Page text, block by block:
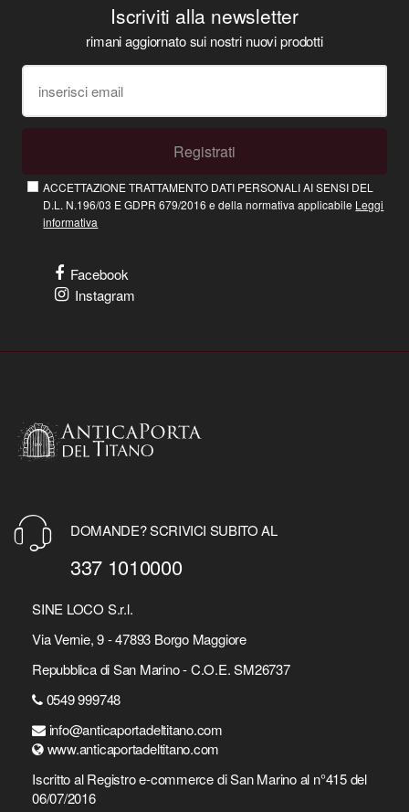
Iscriviti alla newsletter
rimani aggiornato sui nostri nuovi prodotti
Registrati
ACCETTAZIONE TRATTAMENTO DATI PERSONALI AI SENSI DEL
D.L. N.196/03 E GDPR 679/2016 e della normativa applicabile Leggi
informativa
Facebook
Instagram
DOMANDE? SCRIVICI SUBITO AL
337 1010000
SINE LOCO S.r.l.
Via Vernie, 9 - 47893 Borgo Maggiore
Repubblica di San Marino - C.O.E. SM26737
0549 999748
info@anticaportadeltitano.com
www.anticaportadeltitano.com
Iscritto al Registro e-commerce di San Marino al n°415 del
06/07/2016